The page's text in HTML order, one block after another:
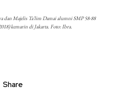
dan Majelis Ta'lim Damai alumni SMP 58-88
kemarin di Jakarta. Foto: Ibra.
Share